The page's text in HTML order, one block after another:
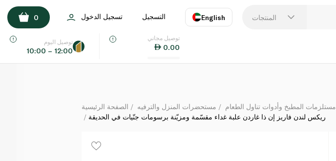
المنتجات English
اللغة
التسجيل تسجيل الدخول 0
توصيل مجاني
0.00
توصيل اليوم
10:00 – 12:00
ريكس لندن فاريز إن ذا غاردن علبة غداء مقسّمة ومزيّنة برسومات جنّيات في الحديقة
الصفحة الرئيسية مستحضرات المنزل والترفيه مستلزمات المطبخ وأدوات تناول الطعام
ريكس لندن فاريز إن ذا غاردن علبة غداء مقسّمة ومزيّنة برسومات جنّيات في الحديقة